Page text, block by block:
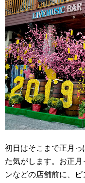
初日はそこまで正月
た気がします。お正
ンなどの店舗前に、